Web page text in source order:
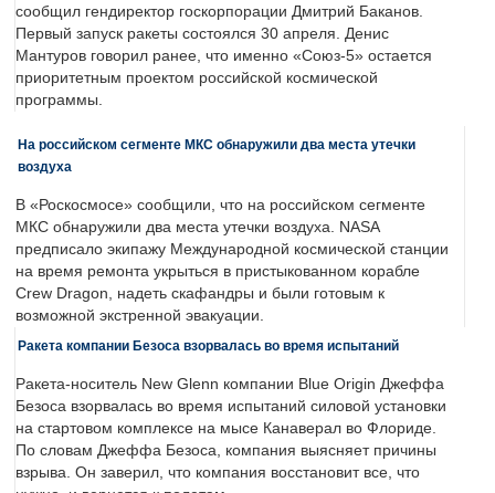
сообщил гендиректор госкорпорации Дмитрий Баканов.
Первый запуск ракеты состоялся 30 апреля. Денис
Мантуров говорил ранее, что именно «Союз-5» остается
приоритетным проектом российской космической
программы.
На российском сегменте МКС обнаружили два места утечки
воздуха
В «Роскосмосе» сообщили, что на российском сегменте
МКС обнаружили два места утечки воздуха. NASA
предписало экипажу Международной космической станции
на время ремонта укрыться в пристыкованном корабле
Crew Dragon, надеть скафандры и были готовым к
возможной экстренной эвакуации.
Ракета компании Безоса взорвалась во время испытаний
Ракета-носитель New Glenn компании Blue Origin Джеффа
Безоса взорвалась во время испытаний силовой установки
на стартовом комплексе на мысе Канаверал во Флориде.
По словам Джеффа Безоса, компания выясняет причины
взрыва. Он заверил, что компания восстановит все, что